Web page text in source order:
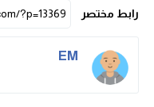
رابط مختصر
EM